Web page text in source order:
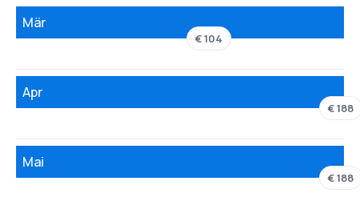
Mär
€ 104
Apr
€ 188
Mai
€ 188